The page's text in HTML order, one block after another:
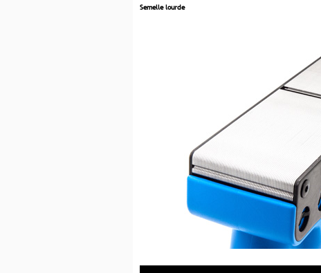
Semelle lourde